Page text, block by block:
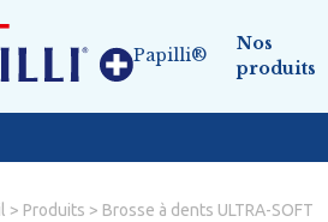
Papilli®
Nos
produits
d’hygiène
> Produits > Brosse à dents ULTRA-SOFT